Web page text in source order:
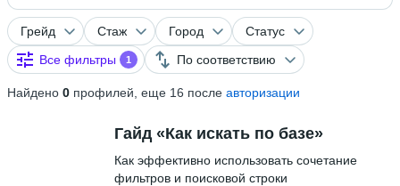
Грейд Стаж Город
Статус
Все фильтры
1 По соответствию
Найдено 0 профилей, еще 16 после авторизации
Гайд «Как искать по базе»
Как эффективно использовать сочетание
фильтров и поисковой строки